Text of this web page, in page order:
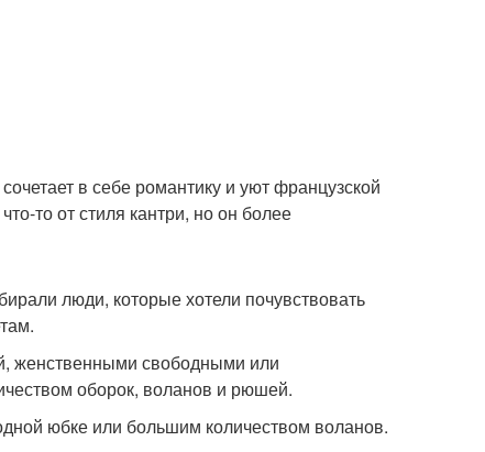
в себе романтику и уют французской
то от стиля кантри, но он более
люди, которые хотели почувствовать
женственными свободными или
оборок, воланов и рюшей.
юбке или большим количеством воланов.